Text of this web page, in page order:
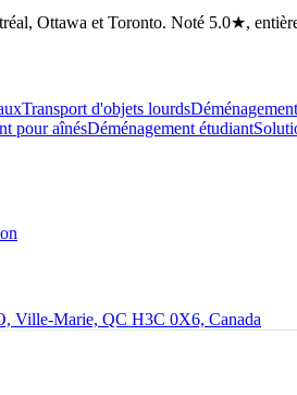
Ottawa et Toronto. Noté 5.0★,
Transport d'objets lourds
pour aînésDéménagement étudiant
Ville-Marie, QC H3C 0X6, Canada